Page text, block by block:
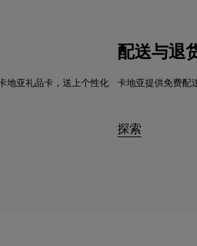
地亚礼品卡，送上个性化
配送与退
卡地亚提供免费配
探索